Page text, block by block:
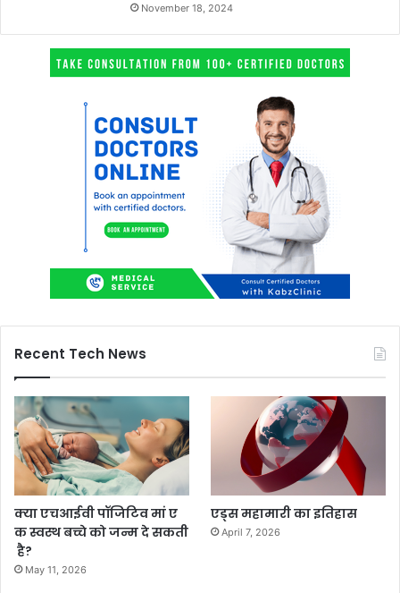
November 18, 2024
Recent Tech News
क्या एचआईवी पॉजिटिव मां ए
क स्वस्थ बच्चे को जन्म दे सकती
है?
May 11, 2026
एड्स महामारी का इतिहास
April 7, 2026